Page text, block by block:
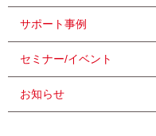
サポート事例
セミナー/イベント
お知らせ